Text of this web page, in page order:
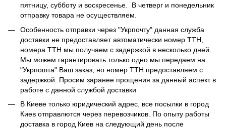
пятницу, субботу и воскресенье. В четверг и понедельник
отправку товара не осуществляем.
Особенность отправки через "Укрпочту" данная служба
доставки не предоставляет автоматически номер ТТН,
номера ТТН мы получаем с задержкой в несколько дней.
Мы можем гарантировать только одно мы передаем на
"Укрпошта" Ваш заказ, но номер ТТН предоставляем с
задержкой. Просим заранее прощения за данный аспект в
работе с данной службой доставки
В Киеве только юридический адрес, все посылки в город
Киев отправлются через перевозчиков. По опыту работы
доставка в город Киев на следующий день после